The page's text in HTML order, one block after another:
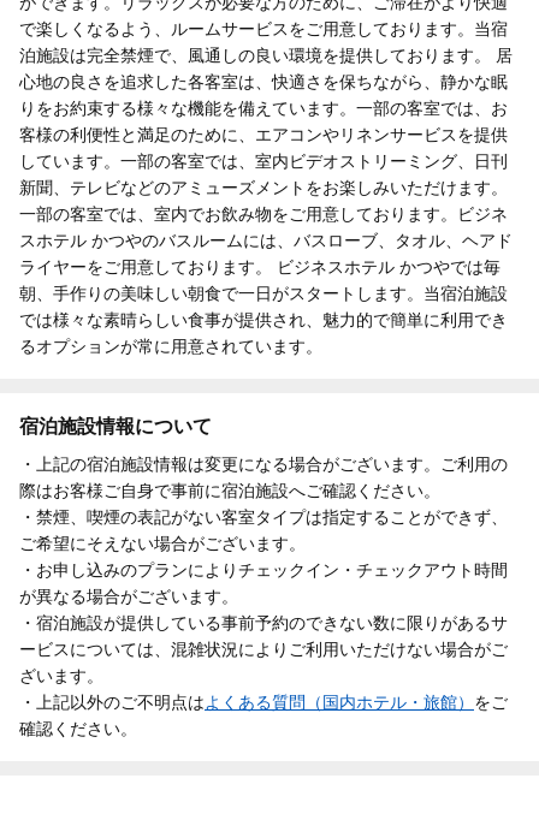
で楽しくなるよう、ルームサービスをご用意しております。当宿
泊施設は完全禁煙で、風通しの良い環境を提供しております。 居
心地の良さを追求した各客室は、快適さを保ちながら、静かな眠
りをお約束する様々な機能を備えています。一部の客室では、お
客様の利便性と満足のために、エアコンやリネンサービスを提供
しています。一部の客室では、室内ビデオストリーミング、日刊
新聞、テレビなどのアミューズメントをお楽しみいただけます。
一部の客室では、室内でお飲み物をご用意しております。ビジネ
スホテル かつやのバスルームには、バスローブ、タオル、ヘアド
ライヤーをご用意しております。 ビジネスホテル かつやでは毎
朝、手作りの美味しい朝食で一日がスタートします。当宿泊施設
では様々な素晴らしい食事が提供され、魅力的で簡単に利用でき
るオプションが常に用意されています。
宿泊施設情報について
・上記の宿泊施設情報は変更になる場合がございます。ご利用の
際はお客様ご自身で事前に宿泊施設へご確認ください。
・禁煙、喫煙の表記がない客室タイプは指定することができず、
ご希望にそえない場合がございます。
・お申し込みのプランによりチェックイン・チェックアウト時間
が異なる場合がございます。
・宿泊施設が提供している事前予約のできない数に限りがあるサ
ービスについては、混雑状況によりご利用いただけない場合がご
ざいます。
・上記以外のご不明点はよくある質問（国内ホテル・旅館） をご
確認ください。